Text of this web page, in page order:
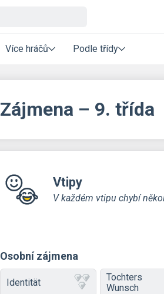
Více hráčů Podle třídy
Zájmena – 9. třída
Vtipy
V každém vtipu chybí
Osobní zájmena
Identität
Tochters
Wunsch